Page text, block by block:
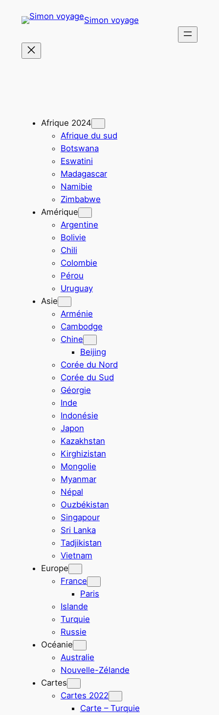
Simon voyage
Afrique 2024
Afrique du sud
Botswana
Eswatini
Madagascar
Namibie
Zimbabwe
Amérique
Argentine
Bolivie
Chili
Colombie
Pérou
Uruguay
Asie
Arménie
Cambodge
Chine
Beijing
Corée du Nord
Corée du Sud
Géorgie
Inde
Indonésie
Japon
Kazakhstan
Kirghizistan
Mongolie
Myanmar
Népal
Ouzbékistan
Singapour
Sri Lanka
Tadjikistan
Vietnam
Europe
France
Paris
Islande
Turquie
Russie
Océanie
Australie
Nouvelle-Zélande
Cartes
Cartes 2022
Carte – Turquie